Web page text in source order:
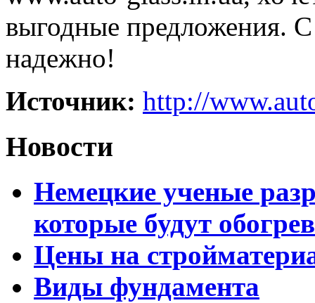
выгодные предложения. С
надежно!
Источник: http://
Новости
Немецкие ученые
которые будут
Цены на
Виды фундамента